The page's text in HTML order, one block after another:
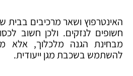
האינטרפוץ ושאר מרכיבים בבית
חשופים לנזקים. ולכן חשוב
מבחינת הגנה מלכלוך, אלא
להשתמש בשכבת מגן ייעודית.